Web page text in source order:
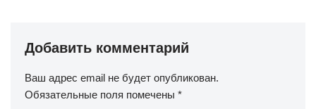
Добавить комментарий
Ваш адрес email не будет опубликован.
Обязательные поля помечены *